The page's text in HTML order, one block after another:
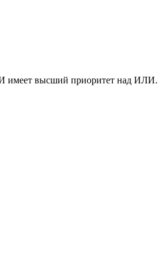
И имеет высший приоритет над ИЛИ.